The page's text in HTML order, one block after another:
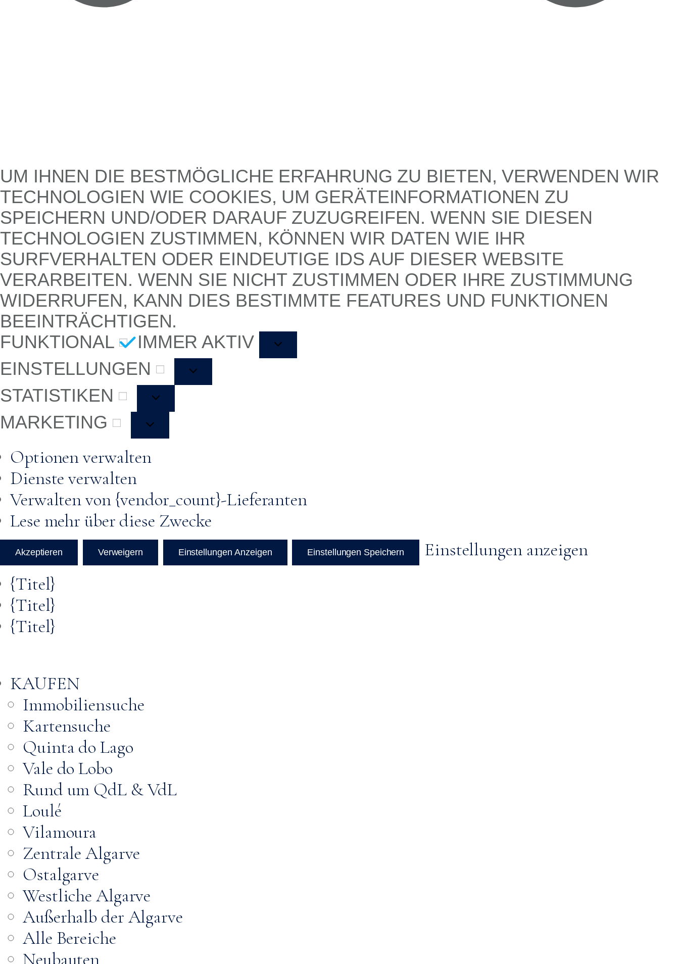
UM IHNEN DIE BESTMÖGLICHE ERFAHRUNG ZU BIETEN, VERWENDEN WIR
TECHNOLOGIEN WIE COOKIES, UM GERÄTEINFORMATIONEN ZU
SPEICHERN UND/ODER DARAUF ZUZUGREIFEN. WENN SIE DIESEN
TECHNOLOGIEN ZUSTIMMEN, KÖNNEN WIR DATEN WIE IHR
SURFVERHALTEN ODER EINDEUTIGE IDS AUF DIESER WEBSITE
VERARBEITEN. WENN SIE NICHT ZUSTIMMEN ODER IHRE ZUSTIMMUNG
WIDERRUFEN, KANN DIES BESTIMMTE FEATURES UND FUNKTIONEN
BEEINTRÄCHTIGEN.
FUNKTIONAL
IMMER AKTIV
EINSTELLUNGEN
STATISTIKEN
MARKETING
Optionen verwalten
Dienste verwalten
Verwalten von {vendor_count}-Lieferanten
Lese mehr über diese Zwecke
Akzeptieren Verweigern Einstellungen Anzeigen Einstellungen Speichern
Einstellungen anzeigen
{Titel}
{Titel}
{Titel}
KAUFEN
Immobiliensuche
Kartensuche
Quinta do Lago
Vale do Lobo
Rund um QdL & VdL
Loulé
Vilamoura
Zentrale Algarve
Ostalgarve
Westliche Algarve
Außerhalb der Algarve
Alle Bereiche
Neubauten